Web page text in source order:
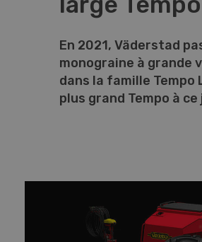
En 2021, Väderstad
monograine à grande
dans la famille Tempo
plus grand Tempo à ce